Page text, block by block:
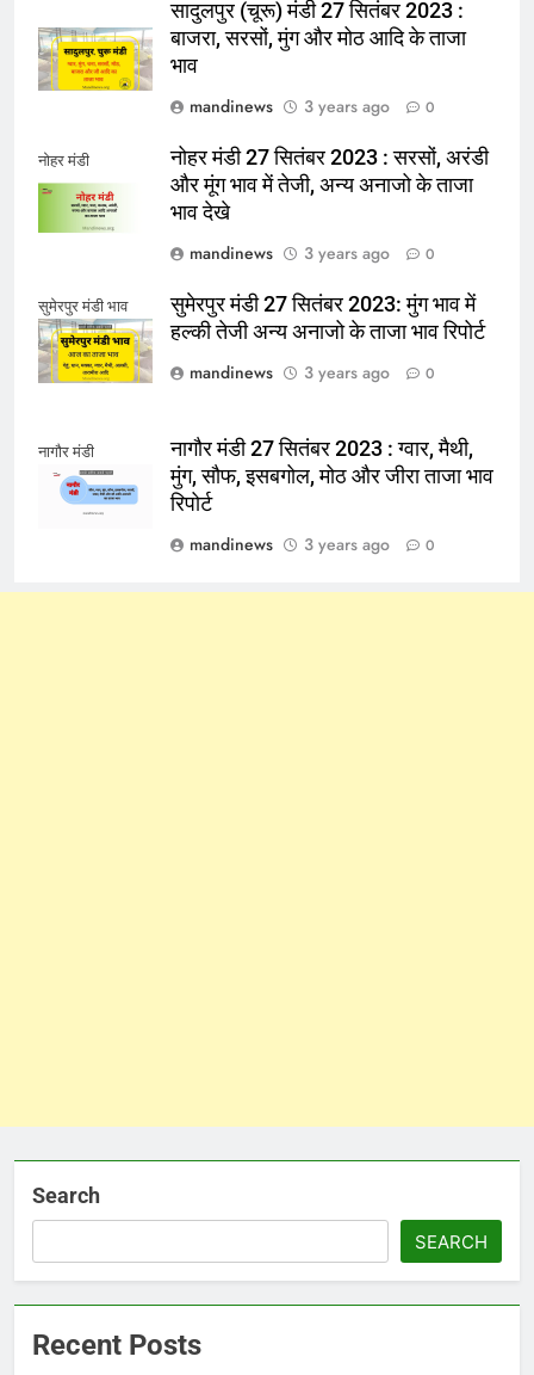
सादुलपुर (चूरू) मंडी 27 सितंबर 2023 :
बाजरा, सरसों, मुंग और मोठ आदि के ताजा
भाव
mandinews
3 years ago 0
नोहर मंडी
नोहर मंडी 27 सितंबर 2023 : सरसों, अरंडी
और मूंग भाव में तेजी, अन्य अनाजो के ताजा
भाव देखे
mandinews
3 years ago 0
सुमेरपुर मंडी भाव
सुमेरपुर मंडी 27 सितंबर 2023: मुंग भाव में
हल्की तेजी अन्य अनाजो के ताजा भाव रिपोर्ट
mandinews
3 years ago 0
नागौर मंडी
नागौर मंडी 27 सितंबर 2023 : ग्वार, मैथी,
मुंग, सौफ, इसबगोल, मोठ और जीरा ताजा भाव
रिपोर्ट
mandinews
3 years ago 0
Search
SEARCH
Recent Posts